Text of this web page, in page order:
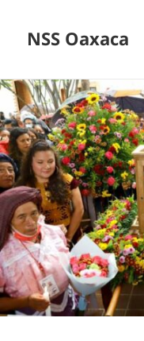
NSS Oaxaca